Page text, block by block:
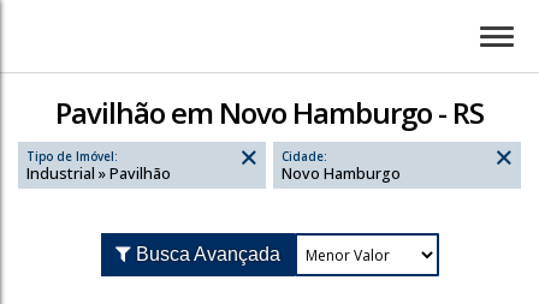
Pavilhão em Novo Hamburgo - RS
Tipo de Imóvel:
Industrial » Pavilhão
Cidade:
Novo Hamburgo
Busca Avançada